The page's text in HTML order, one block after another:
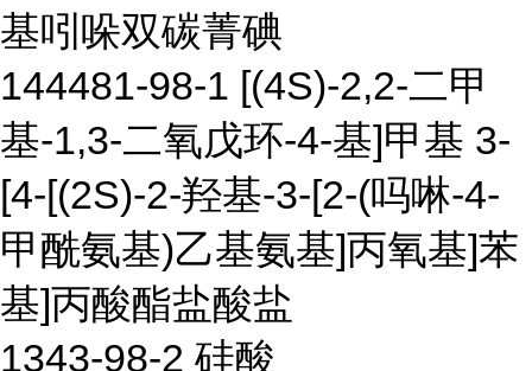
基吲哚双碳菁碘
144481-98-1 [(4S)-2,2-二甲
基-1,3-二氧戊环-4-基]甲基 3-
[4-[(2S)-2-羟基-3-[2-(吗啉-4-
甲酰氨基)乙基氨基]丙氧基]苯
基]丙酸酯盐酸盐
1343-98-2 硅酸